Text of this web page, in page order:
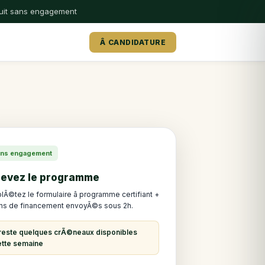
sans engagement
Â CANDIDATURE
engagement
le programme
le formulaire â programme certifiant +
de financement envoyÃ©s sous 2h.
quelques crÃ©neaux disponibles
semaine